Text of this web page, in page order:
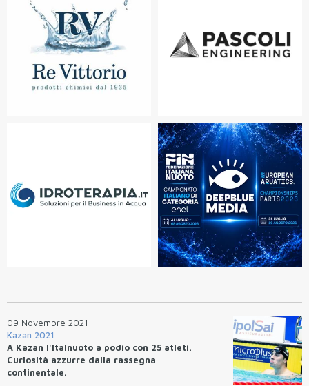
09 Novembre 2021
Kazan 2021
A Kazan l'Italnuoto a podio con 25 atleti.
Curiosità azzurre dalla rassegna
continentale.